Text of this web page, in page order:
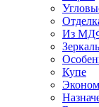
Из
Купе
Эконом